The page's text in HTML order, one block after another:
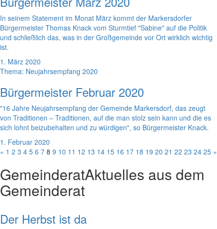
In seinem Statement im Monat März kommt der Markersdorfer
Bürgermeister Thomas Knack vom Sturmtief "Sabine" auf die Politik
und schließlich das, was in der Großgemeinde vor Ort wirklich wichtig
ist.
1. März 2020
Thema: Neujahrsempfang 2020
Bürgermeister Februar 2020
"16 Jahre Neujahrsempfang der Gemeinde Markersdorf, das zeugt
von Traditionen – Traditionen, auf die man stolz sein kann und die es
sich lohnt beizubehalten und zu würdigen", so Bürgermeister Knack.
1. Februar 2020
« 1 2 3 4 5 6 7 8 9 10 11 12 13 14 15 16 17 18 19 20 21 22 23 24 25 »
GemeinderatAktuelles aus dem
Gemeinderat
Der Herbst ist da